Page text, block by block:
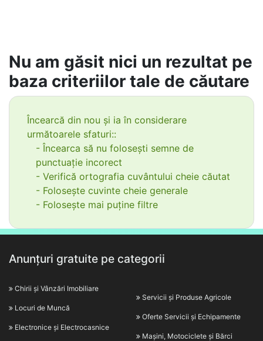
Nu am găsit nici un rezultat pe
baza criteriilor tale de căutare
Încearcă din nou și ia în considerare
următoarele sfaturi::
- Încearca să nu folosești semne de
punctuație incorect
- Verifică ortografia cuvântului cheie căutat
- Folosește cuvinte cheie generale
- Folosește mai puține filtre
Anunțuri gratuite pe categorii
Chirii și Vânzări Imobiliare
Locuri de Muncă
Electronice și Electrocasnice
Servicii și Produse Agricole
Oferte Servicii și Echipamente
Mașini, Motociclete și Bărci